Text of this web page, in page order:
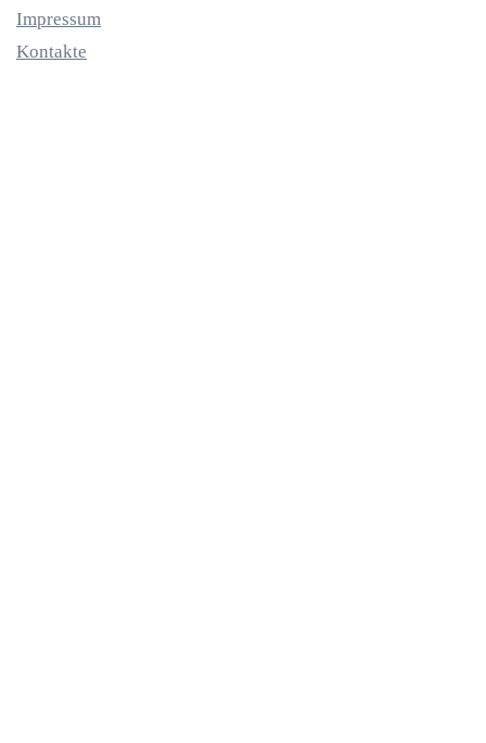
Impressum
Kontakte